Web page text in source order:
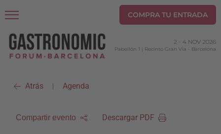
COMPRA TU ENTRADA
2 - 4 NOV 2026
Pabellón 1 | Recinto Gran Via - Barcelona
Atrás | Agenda
Compartir evento Descargar PDF